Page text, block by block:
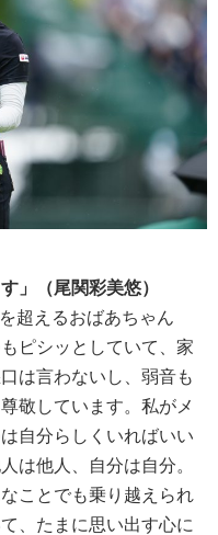
」（尾関彩美悠）
超えるおばあちゃん
ピシッとしていて、家
は言わないし、弱音も
敬しています。私がメ
自分らしくいればいい
は他人、自分は自分。
ことでも乗り越えられ
、たまに思い出す心に